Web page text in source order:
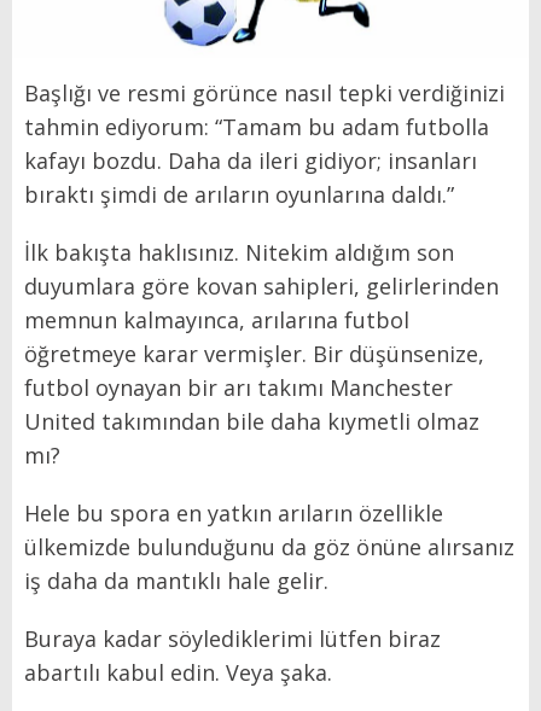
Başlığı ve resmi görünce nasıl tepki verdiğinizi
tahmin ediyorum: “Tamam bu adam futbolla
kafayı bozdu. Daha da ileri gidiyor; insanları
bıraktı şimdi de arıların oyunlarına daldı.”
İlk bakışta haklısınız. Nitekim aldığım son
duyumlara göre kovan sahipleri, gelirlerinden
memnun kalmayınca, arılarına futbol
öğretmeye karar vermişler. Bir düşünsenize,
futbol oynayan bir arı takımı Manchester
United takımından bile daha kıymetli olmaz
mı?
Hele bu spora en yatkın arıların özellikle
ülkemizde bulunduğunu da göz önüne alırsanız
iş daha da mantıklı hale gelir.
Buraya kadar söylediklerimi lütfen biraz
abartılı kabul edin. Veya şaka.